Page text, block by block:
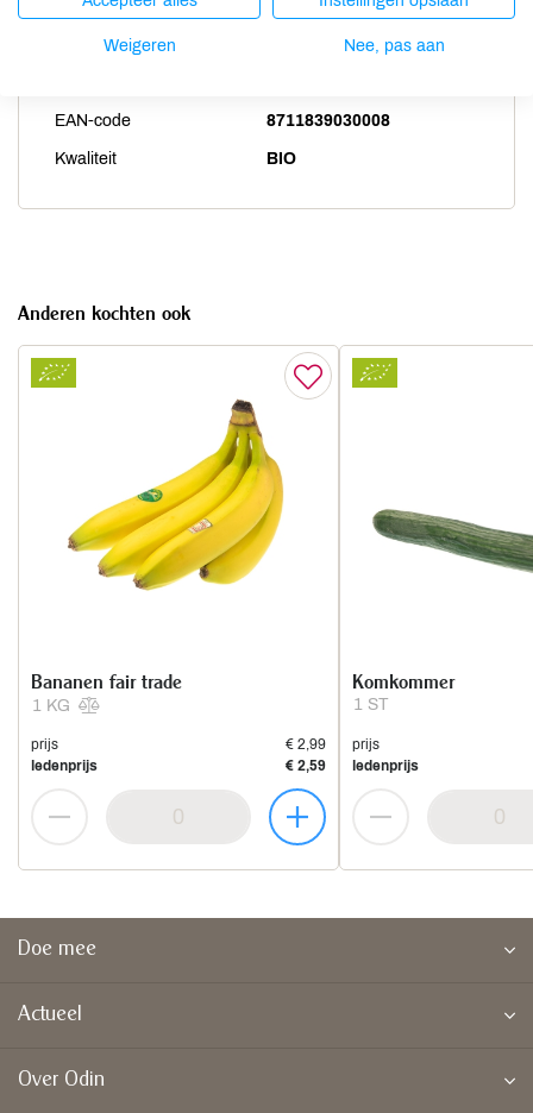
Land van herkomst
Kiloprijs
EAN-code 8711839030008
Kwaliteit BIO
Anderen kochten ook
1 KG
Bananen fair trade
prijs
€ 2,99
ledenprijs
€ 2,59
1 ST
Komkommer
prijs
ledenprijs
Doe mee
Actueel
Over Odin
Weigeren Nee, pas aan